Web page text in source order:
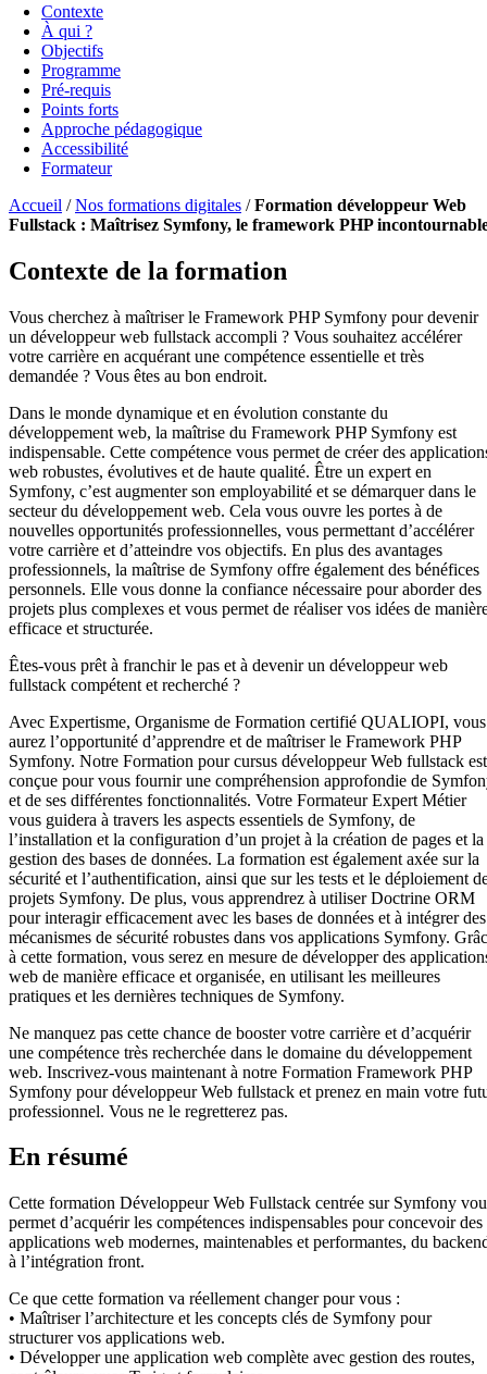
Contexte
À qui ?
Objectifs
Programme
Pré-requis
Points forts
Approche pédagogique
Accessibilité
Formateur
Accueil /Nos formations digitales /Formation développeur Web
Fullstack : Maîtrisez Symfony, le framework PHP
Contexte de la formation
Vous cherchez à maîtriser le Framework PHP Symfony pour devenir
un développeur web fullstack accompli ? Vous souhaitez accélérer
votre carrière en acquérant une compétence essentielle et très
demandée ? Vous êtes au bon endroit.
Dans le monde dynamique et en évolution constante du
développement web, la maîtrise du Framework PHP Symfony est
indispensable. Cette compétence vous permet de créer des
web robustes, évolutives et de haute qualité. Être un expert en
Symfony, c’est augmenter son employabilité et se démarquer dans le
secteur du développement web. Cela vous ouvre les portes à de
nouvelles opportunités professionnelles, vous permettant d’accélérer
votre carrière et d’atteindre vos objectifs. En plus des avantages
professionnels, la maîtrise de Symfony offre également des bénéfices
personnels. Elle vous donne la confiance nécessaire pour aborder des
projets plus complexes et vous permet de réaliser vos idées de
efficace et structurée.
Êtes-vous prêt à franchir le pas et à devenir un développeur web
fullstack compétent et recherché ?
Avec Expertisme, Organisme de Formation certifié QUALIOPI, vous
aurez l’opportunité d’apprendre et de maîtriser le Framework PHP
Symfony. Notre Formation pour cursus développeur Web fullstack est
conçue pour vous fournir une compréhension approfondie de
et de ses différentes fonctionnalités. Votre Formateur Expert Métier
vous guidera à travers les aspects essentiels de Symfony, de
l’installation et la configuration d’un projet à la création de pages et la
gestion des bases de données. La formation est également axée sur la
sécurité et l’authentification, ainsi que sur les tests et le déploiement
projets Symfony. De plus, vous apprendrez à utiliser Doctrine ORM
pour interagir efficacement avec les bases de données et à intégrer des
mécanismes de sécurité robustes dans vos applications Symfony.
à cette formation, vous serez en mesure de développer des
web de manière efficace et organisée, en utilisant les meilleures
pratiques et les dernières techniques de Symfony.
Ne manquez pas cette chance de booster votre carrière et d’acquérir
une compétence très recherchée dans le domaine du développement
web. Inscrivez-vous maintenant à notre Formation Framework PHP
Symfony pour développeur Web fullstack et prenez en main votre
professionnel. Vous ne le regretterez pas.
En résumé
Cette formation Développeur Web Fullstack centrée sur Symfony
permet d’acquérir les compétences indispensables pour concevoir des
applications web modernes, maintenables et performantes, du
à l’intégration front.
Ce que cette formation va réellement changer pour vous :
• Maîtriser l’architecture et les concepts clés de Symfony pour
structurer vos applications web.
• Développer une application web complète avec gestion des routes,